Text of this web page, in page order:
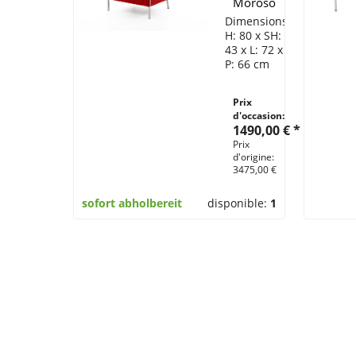
Steel
Tissu /
Rouge
Dimensions:
H: 80 x SH:
43 x L: 72 x
P: 66 cm
Enrico
Franzolini,
2000
Revêtement:
Tissu /
rouge
Prix
d'occasion:
1490,00 € *
Prix
d'origine:
3475,00 €
sofort abholbereit disponible: 1